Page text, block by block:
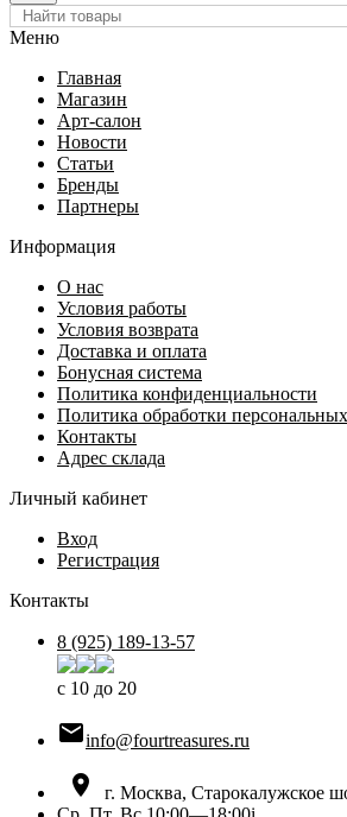
Меню
Главная
Магазин
Арт-салон
Новости
Статьи
Бренды
Партнеры
Информация
О нас
Условия работы
Условия возврата
Доставка и оплата
Бонусная система
Политика конфиденциальности
Политика обработки
Контакты
Адрес склада
Личный кабинет
Вход
Регистрация
Контакты
8 (925) 189-13-57
с 10 до 20
info@fourtreasures.ru

г. Москва, Старокалужское